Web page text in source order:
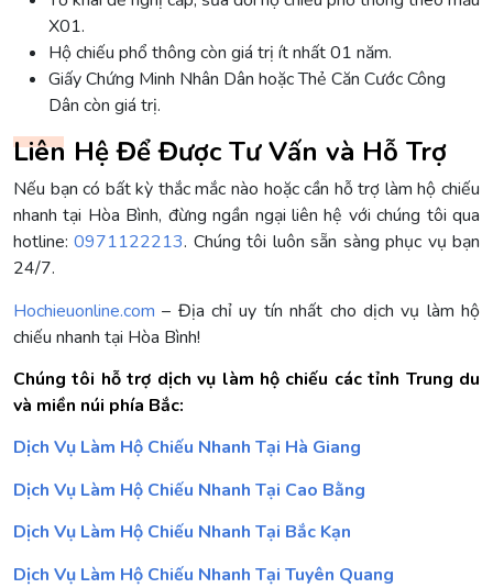
X01.
Hộ chiếu phổ thông còn giá trị ít nhất 01 năm.
Giấy Chứng Minh Nhân Dân hoặc Thẻ Căn Cước Công
Dân còn giá trị.
Liên Hệ Để Được Tư Vấn và Hỗ Trợ
Nếu bạn có bất kỳ thắc mắc nào hoặc cần hỗ trợ làm hộ chiếu
nhanh tại Hòa Bình, đừng ngần ngại liên hệ với chúng tôi qua
hotline:0971122213. Chúng tôi luôn sẵn sàng phục vụ bạn
24/7.
Hochieuonline.com – Địa chỉ uy tín nhất cho dịch vụ làm hộ
chiếu nhanh tại Hòa Bình!
Chúng tôi hỗ trợ dịch vụ làm hộ chiếu các tỉnh Trung du
và miền núi phía Bắc:
Dịch Vụ Làm Hộ Chiếu Nhanh Tại Hà Giang
Dịch Vụ Làm Hộ Chiếu Nhanh Tại Cao Bằng
Dịch Vụ Làm Hộ Chiếu Nhanh Tại Bắc Kạn
Dịch Vụ Làm Hộ Chiếu Nhanh Tại Tuyên Quang